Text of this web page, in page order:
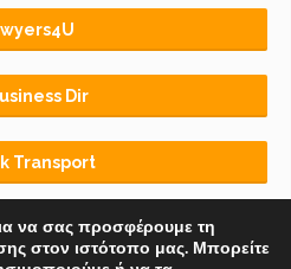
Dir
Transport
να σας προσφέρουμε τη
στον ιστότοπο μας. Μπορείτε